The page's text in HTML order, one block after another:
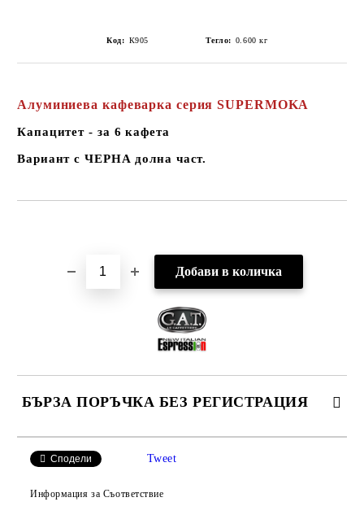
Код: К905 Тегло: 0.600 кг
Алуминиева кафеварка серия SUPERMOKA
Капацитет - за 6 кафета
Вариант с ЧЕРНА долна част.
БЪРЗА ПОРЪЧКА БЕЗ РЕГИСТРАЦИЯ
Сподели
Tweet
Информация за Съответствие